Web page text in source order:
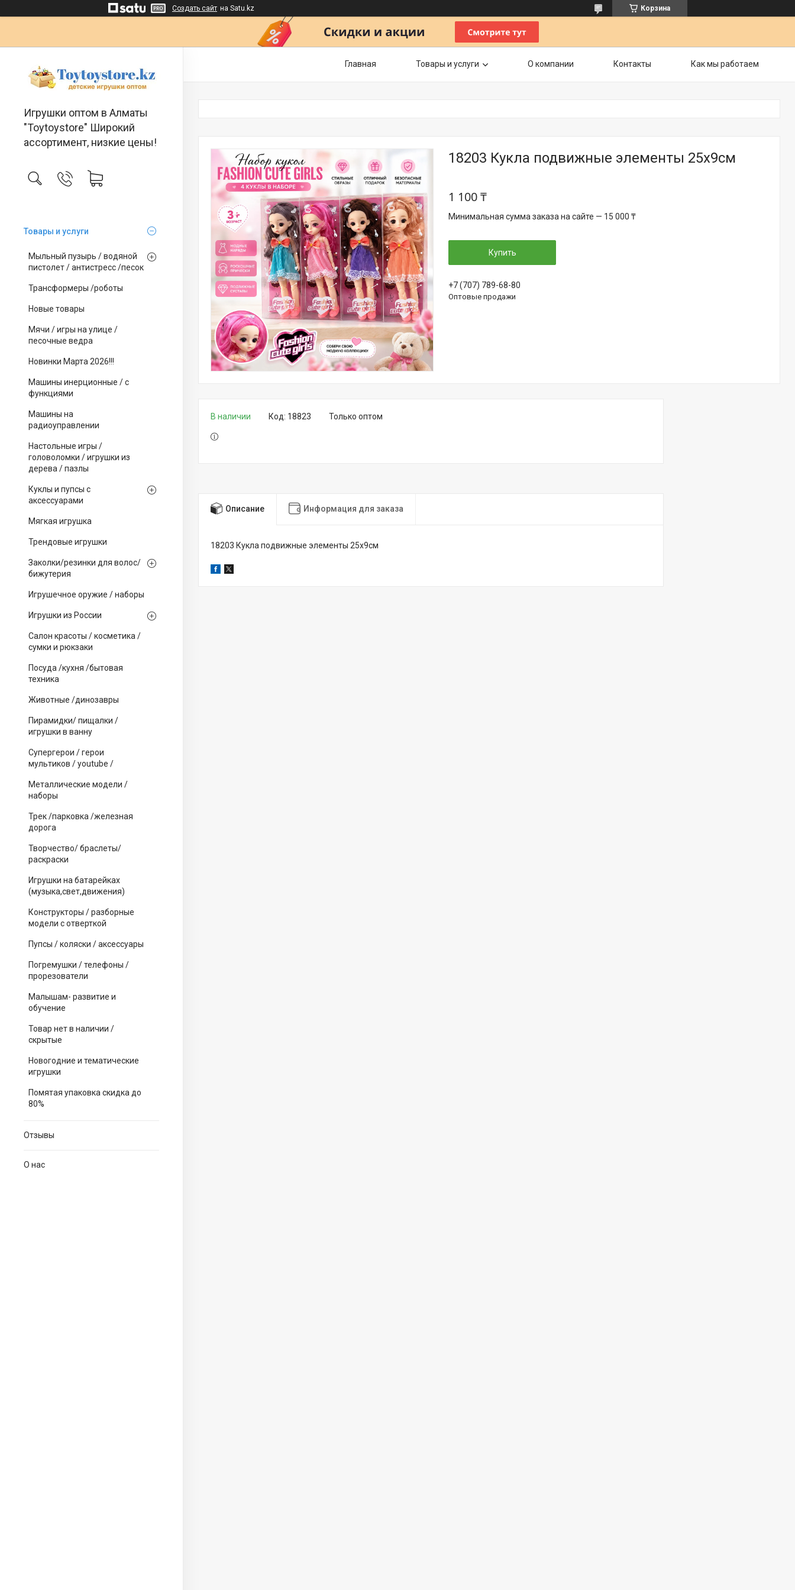
Создать сайт на Satu.kz Корзина
Игрушки оптом в Алматы
"Toytoystore" Широкий
ассортимент, низкие цены!
Товары и услуги
Мыльный пузырь / водяной
пистолет / антистресс /песок
Трансформеры /роботы
Новые товары
Мячи / игры на улице /
песочные ведра
Новинки Марта 2026!!!
Машины инерционные / с
функциями
Машины на
радиоуправлении
Настольные игры /
головоломки / игрушки из
дерева / пазлы
Куклы и пупсы с
аксессуарами
Мягкая игрушка
Трендовые игрушки
Заколки/резинки для волос/
бижутерия
Игрушечное оружие / наборы
Игрушки из России
Салон красоты / косметика /
сумки и рюкзаки
Посуда /кухня /бытовая
техника
Животные /динозавры
Пирамидки/ пищалки /
игрушки в ванну
Супергерои / герои
мультиков / youtube /
Металлические модели /
наборы
Трек /парковка /железная
дорога
Творчество/ браслеты/
раскраски
Игрушки на батарейках
(музыка,свет,движения)
Конструкторы / разборные
модели с отверткой
Пупсы / коляски / аксессуары
Погремушки / телефоны /
прорезователи
Малышам- развитие и
обучение
Товар нет в наличии /
скрытые
Новогодние и тематические
игрушки
Помятая упаковка скидка до
80%
Отзывы
О нас
Главная Товары и услуги О компании Контакты Как мы работаем
18203 Кукла подвижные элементы 25х9см
1 100 ₸
Минимальная сумма заказа на сайте — 15 000 ₸
Купить
+7 (707) 789-68-80
Оптовые продажи
В наличии Только оптом
Код: 18823
Описание Информация для заказа
18203 Кукла подвижные элементы 25х9см